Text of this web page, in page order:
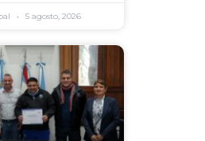
5 agosto, 2026